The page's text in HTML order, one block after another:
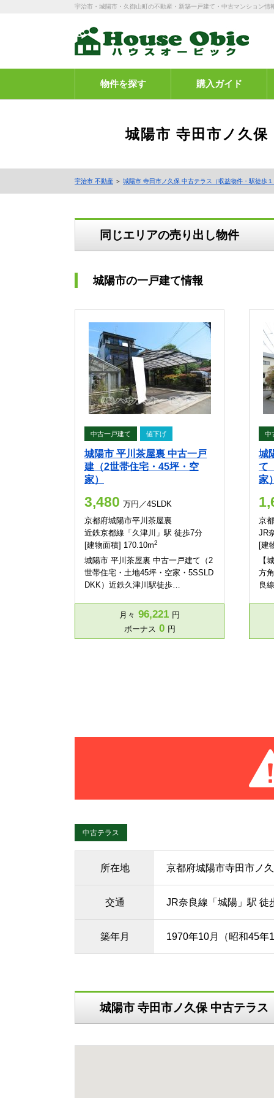
宇治市・城陽市・久御山町の不動産・新築一戸建て・中古マンション情
物件を探す 購入ガイド
城陽市 寺田市ノ久
宇治市 不動産 ＞ 城陽市 寺田市ノ久保 中古テラス（収益物件・駅徒歩
同じエリアの売り出し物件
城陽市の一戸建て情報
中古一戸建て 値下げ
城陽市 平川茶屋裏 中古一戸
建（2世帯住宅・45坪・空
家）
3,480 万円／4SLDK
京都府城陽市平川茶屋裏
近鉄京都線「久津川」駅 徒歩7分
[建物面積] 170.10m2
城陽市 平川茶屋裏 中古一戸建て（2
世帯住宅・土地45坪・空家・5SSLD
DKK）近鉄久津川駅徒歩…
月々 96,221 円
ボーナス 0 円
中
城
て
家
京
JR
[建
【
方
良
中古テラス
所在地 京都府城陽市寺田市ノ
交通 JR奈良線「城陽」駅 徒
築年月 1970年10月（昭和45年
城陽市 寺田市ノ久保 中古テラ